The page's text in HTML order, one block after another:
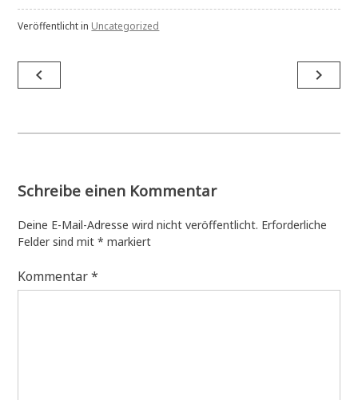
Veröffentlicht in Uncategorized
Beitragsnavigation
navigate_before navigate_next
Schreibe einen Kommentar
Deine E-Mail-Adresse wird nicht veröffentlicht. Erforderliche
Felder sind mit* markiert
Kommentar*